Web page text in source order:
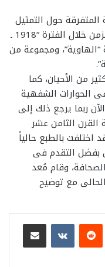
حول التمثيل
ونقد الممثلين لا يجمعها سوى وحدة الزمن خلال الفترة “1918 ـ
“الهاوية”، ومجموعة من
من الأحيان، كما
الحوارات الشفهية
ربما يرجع ذلك إلى
الثامن عشر
اختلفت بالطبع حالياً
بفضل التقدم فى
وقام مُعد
مع توضيح
مشاركة عبر البريد